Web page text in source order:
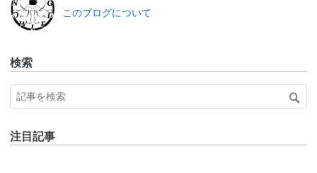
ログ
このブログについて
検索
注目記事